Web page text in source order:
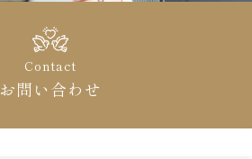
Contact
お問い合わせ